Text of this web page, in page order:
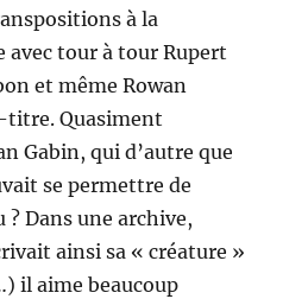
à la
tour à tour Rupert
et même Rowan
Quasiment
Gabin, qui d’autre que
se permettre de
Dans une archive,
ainsi sa « créature »
il aime beaucoup